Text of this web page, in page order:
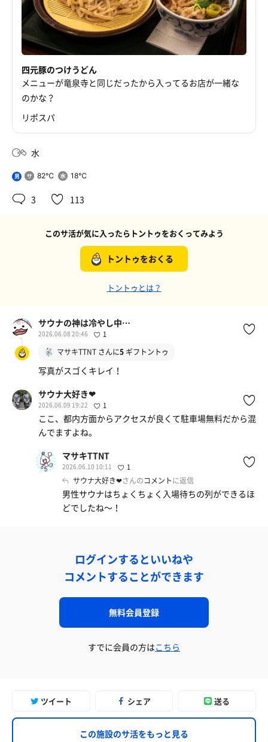
四元豚のつけうどん
メニューが竜泉寺と同じだったから入ってるお店が一緒な
のかな？
リポスパ
水
男 82℃ 18℃
3 113
このサ活が気に入ったらトントゥをおくってみよう
トントゥをおくる
トントゥとは？
サウナの神は冷やし中華食いてぇ〜
2026.06.08 20:46 1
マサキTTNTさんに5ギフトントゥ
写真がスゴくキレイ！
サウナ大好き❤
2026.06.09 19:22 1
ここ、都内方面からアクセスが良くて駐車場無料だから混
んでますよね。
マサキTTNT
2026.06.10 10:11 1
サウナ大好き❤さんのコメントに返信
男性サウナはちょくちょく入場待ちの列ができるほ
どでしたね〜！
ログインするといいねや
コメントすることができます
無料会員登録
すでに会員の方はこちら
ツイート シェア 送る
この施設のサ活をもっと見る